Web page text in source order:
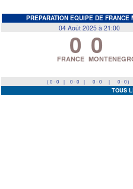
PREPARATION EQUIPE DE FRANCE
04 Août 2025 à 21:00
0
FRANCE 0
( 0 - 0 | 0 - 0 | 0 - 0 | 0 - 0 )
TOUS